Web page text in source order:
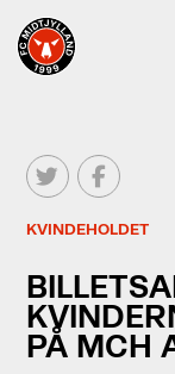
KVINDEHOLDET
PÅ MCH